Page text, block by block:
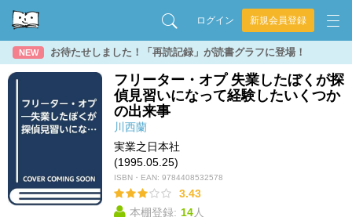
ログイン 新規会員登録
NEW お待たせしました！「再読記録」が読書グラフに登場！
フリーター・オプ 失業したぼくが探
偵見習いになって経験したいくつか
の出来事
川西蘭
実業之日本社
(1995.05.25)
ISBN・EAN: 9784408532578
3.43
本棚登録: 14人